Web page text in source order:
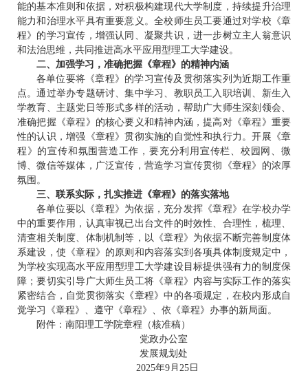
能的基本准则和依据，对积极构建现代大学制度，持续提升治理
能力和治理水平具有重要意义。全校师生员工要通过对学校《章
程》的学习宣传，增强认同、凝聚共识，进一步树立主人翁意识
和法治思维，共同推进高水平应用型理工大学建设。
二、加强学习，准确把握《章程》的精神内涵
各单位要将《章程》的学习宣传及贯彻落实列为近期工作重
点。通过举办专题研讨、集中学习、教职员工入职培训、新生入
学教育、主题党日等形式多样的活动，帮助广大师生深刻领会、
准确把握《章程》的核心要义和精神内涵，提高对《章程》重要
性的认识，增强《章程》贯彻实施的自觉性和执行力。开展《章
程》的宣传和氛围营造工作，要充分利用宣传栏、校园网、微
博、微信等媒体，广泛宣传，营造学习宣传贯彻《章程》的浓厚
氛围。
三、联系实际，扎实推进《章程》的落实落地
各单位要以《章程》为依据，充分发挥《章程》在学校办学
中的重要作用，认真审视已出台文件的时效性、合理性，梳理、
清查相关制度、体制机制等，以《章程》为依据不断完善制度体
系建设，使《章程》的原则和内容落实到各项具体制度规定中，
为学校实现高水平应用型理工大学建设目标提供强有力的制度保
障；要切实引导广大师生员工将《章程》内容与实际工作的落实
紧密结合，自觉贯彻落实《章程》中的各项规定，在校内形成自
觉学习《章程》、遵守《章程》、依《章程》办事的新局面。
附件：南阳理工学院章程（核准稿）
党政办公室
发展规划处
2025年9月25日